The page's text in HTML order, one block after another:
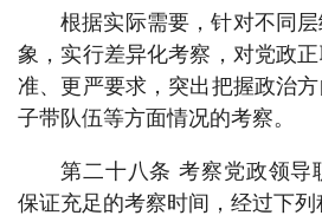
根据实际需要，针对不同
象，实行差异化考察，对党政
准、更严要求，突出把握政治
子带队伍等方面情况的考察。
第二十八条 考察党政领导
保证充足的考察时间，经过下列